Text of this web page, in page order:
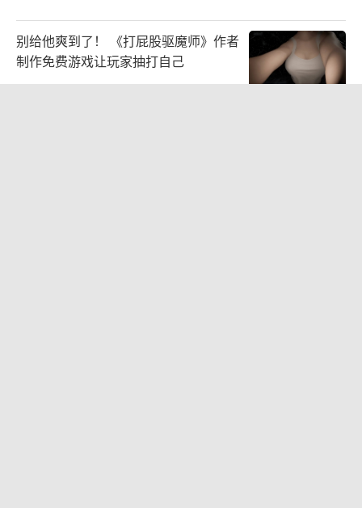
别给他爽到了！ 《打屁股驱魔师》作者
制作免费游戏让玩家抽打自己
2026-08-03 09:47:59